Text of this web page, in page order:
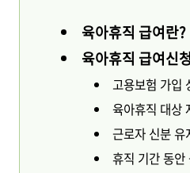
육아휴직 급여란?
육아휴직 급여신
고용보험 가입
육아휴직 대상
근로자 신분 유
휴직 기간 동안